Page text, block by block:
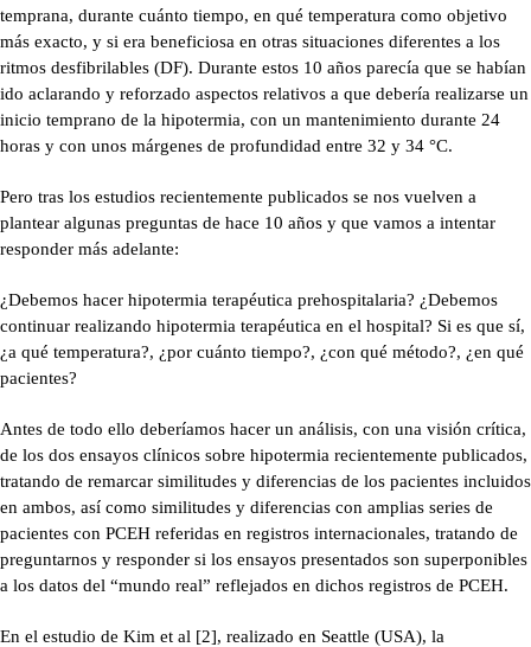
temprana, durante cuánto tiempo, en qué temperatura como objetivo
más exacto, y si era beneficiosa en otras situaciones diferentes a los
ritmos desfibrilables (DF). Durante estos 10 años parecía que se habían
ido aclarando y reforzado aspectos relativos a que debería realizarse un
inicio temprano de la hipotermia, con un mantenimiento durante 24
horas y con unos márgenes de profundidad entre 32 y 34 °C.
Pero tras los estudios recientemente publicados se nos vuelven a
plantear algunas preguntas de hace 10 años y que vamos a intentar
responder más adelante:
¿Debemos hacer hipotermia terapéutica prehospitalaria? ¿Debemos
continuar realizando hipotermia terapéutica en el hospital? Si es que sí,
¿a qué temperatura?, ¿por cuánto tiempo?, ¿con qué método?, ¿en qué
pacientes?
Antes de todo ello deberíamos hacer un análisis, con una visión crítica,
de los dos ensayos clínicos sobre hipotermia recientemente publicados,
tratando de remarcar similitudes y diferencias de los pacientes incluidos
en ambos, así como similitudes y diferencias con amplias series de
pacientes con PCEH referidas en registros internacionales, tratando de
preguntarnos y responder si los ensayos presentados son superponibles
a los datos del “mundo real” reflejados en dichos registros de PCEH.
En el estudio de Kim et al [2], realizado en Seattle (USA), la